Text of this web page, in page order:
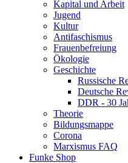
Kapital und Arbeit
Jugend
Kultur
Antifaschismus
Frauenbefreiung
Ökologie
Geschichte
Russische
Deutsche
DDR - 30
Theorie
Bildungsmappe
Corona
Marxismus FAQ
Funke Shop